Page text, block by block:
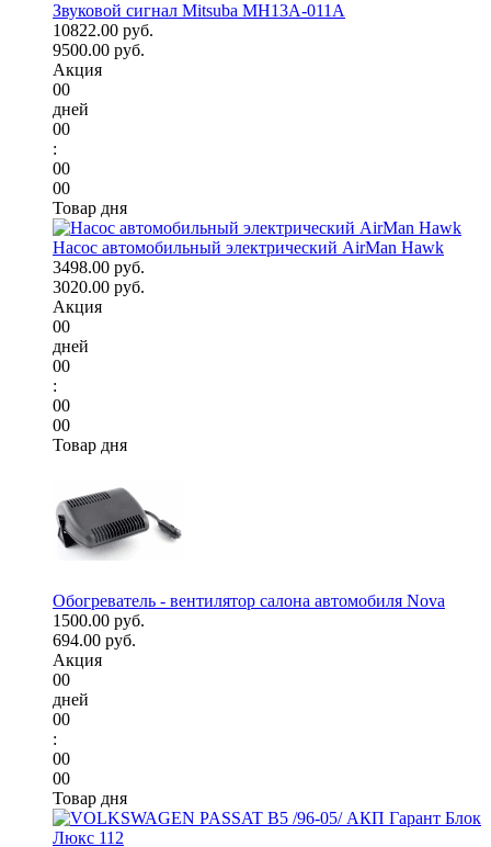
Звуковой сигнал Mitsuba MH13A-011A
10822.00 руб.
9500.00 руб.
Акция
00
дней
00
:
00
00
Товар дня
Насос автомобильный электрический AirMan Hawk
3498.00 руб.
3020.00 руб.
Акция
00
дней
00
:
00
00
Товар дня
Обогреватель - вентилятор салона автомобиля Nova
1500.00 руб.
694.00 руб.
Акция
00
дней
00
:
00
00
Товар дня